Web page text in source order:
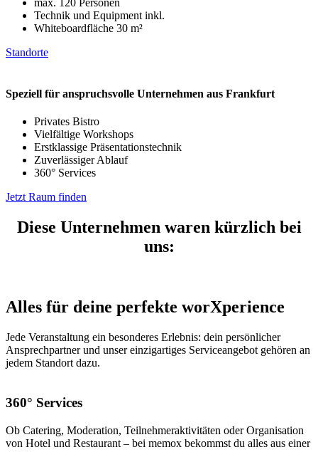
max. 120 Personen
Technik und Equipment inkl.
Whiteboardfläche 30 m²
Standorte
Speziell für anspruchsvolle Unternehmen aus Frankfurt
Privates Bistro
Vielfältige Workshops
Erstklassige Präsentationstechnik
Zuverlässiger Ablauf
360° Services
Jetzt Raum finden
Diese Unternehmen waren kürzlich bei
uns:
Alles für deine perfekte worXperience
Jede Veranstaltung ein besonderes Erlebnis: dein persönlicher
Ansprechpartner und unser einzigartiges Serviceangebot gehören an
jedem Standort dazu.
360° Services
Ob Catering, Moderation, Teilnehmeraktivitäten oder Organisation
von Hotel und Restaurant – bei memox bekommst du alles aus einer